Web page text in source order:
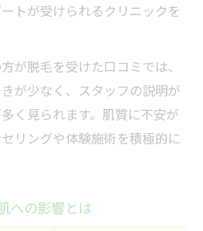
トが受けられるクリニックを
が脱毛を受けた口コミでは、
が少なく、スタッフの説明が
く見られます。肌質に不安が
リングや体験施術を積極的に
への影響とは